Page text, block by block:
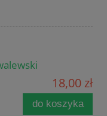
18,00 zł
do koszyka